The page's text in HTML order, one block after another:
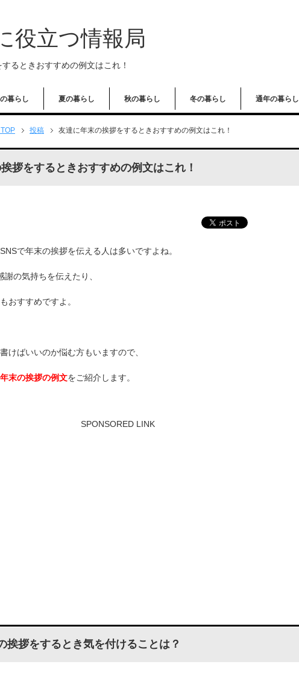
役立つ情報局
るときおすすめの例文はこれ！
暮らし 夏の暮らし 秋の暮らし 冬の暮らし 通年の暮らし
投稿 友達に年末の挨拶をするときおすすめの例文はこれ！
拶をするときおすすめの例文はこれ！
で年末の挨拶を伝える人は多いですよね。
の気持ちを伝えたり、
おすすめですよ。
けばいいのか悩む方もいますので、
末の挨拶の例文をご紹介します。
SPONSORED LINK
挨拶をするとき気を付けることは？